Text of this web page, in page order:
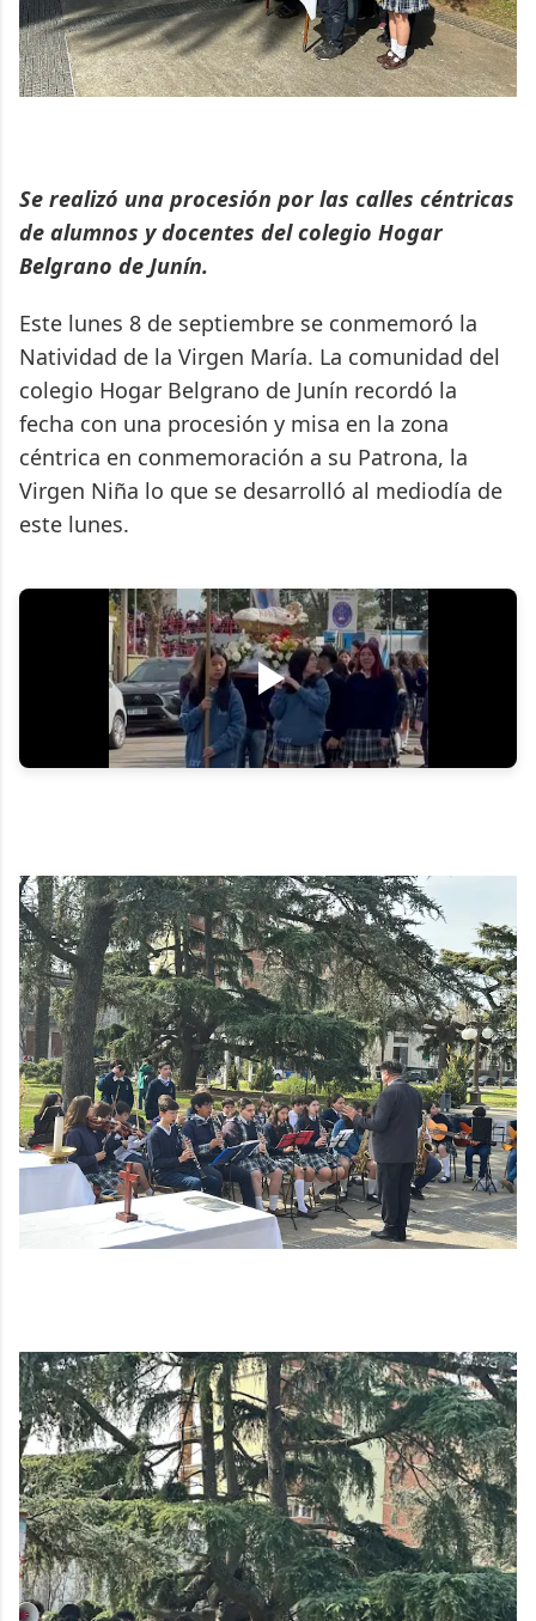
Se realizó una procesión por las calles céntricas
de alumnos y docentes del colegio Hogar
Belgrano de Junín.
Este lunes 8 de septiembre se conmemoró la
Natividad de la Virgen María. La comunidad del
colegio Hogar Belgrano de Junín recordó la
fecha con una procesión y misa en la zona
céntrica en conmemoración a su Patrona, la
Virgen Niña lo que se desarrolló al mediodía de
este lunes.